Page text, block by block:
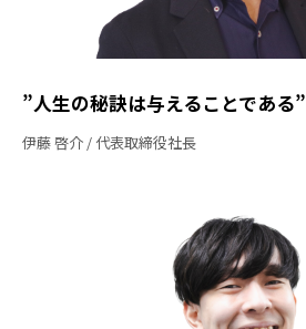
”人生の秘訣は与えることである”
伊藤 啓介 代表取締役社長